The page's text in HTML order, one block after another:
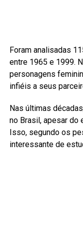
Foram analisadas
entre 1965 e 1999.
personagens
infiéis a seus
Nas últimas
no Brasil, apesar do
Isso, segundo os
interessante de